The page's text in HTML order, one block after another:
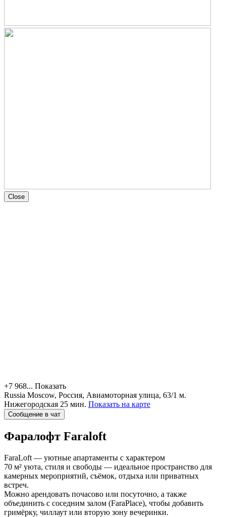
Close
+7 968... Показать
Russia Moscow, Россия, Авиамоторная улица, 63/1 м.
Нижегородская 25 мин. Показать на карте
Сообщение в чат
Фаралофт Faraloft
FaraLoft — уютные апартаменты с характером
70 м² уюта, стиля и свободы — идеальное пространство для
камерных мероприятий, съёмок, отдыха или приватных
встреч.
Можно арендовать почасово или посуточно, а также
объединить с соседним залом (FaraPlace), чтобы добавить
гримёрку, чиллаут или вторую зону вечеринки.